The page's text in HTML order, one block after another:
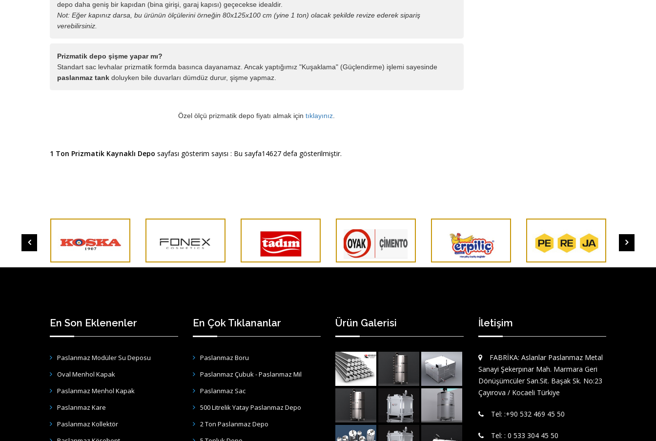
depo daha geniş bir kapıdan (bina girişi, garaj kapısı) geçecekse idealdir.
Not: Eğer kapınız darsa, bu ürünün ölçülerini örneğin 80x125x100 cm (yine 1 ton) olacak şekilde revize ederek sipariş
verebilirsiniz.
Prizmatik depo şişme yapar mı?
Standart sac levhalar prizmatik formda basınca dayanamaz. Ancak yaptığımız "Kuşaklama" (Güçlendirme) işlemi sayesinde
paslanmaz tank doluyken bile duvarları dümdüz durur, şişme yapmaz.
Özel ölçü prizmatik depo fiyatı almak içintıklayınız
1 Ton Prizmatik Kaynaklı Depo sayfası gösterim sayısı : Bu sayfa14627 defa gösterilmiştir.
En Son Eklenenler
Paslanmaz Modüler Su Deposu
Oval Menhol Kapak
Paslanmaz Menhol Kapak
Paslanmaz Kare
Paslanmaz Kollektör
En Çok Tıklananlar
Paslanmaz Boru
Paslanmaz Çubuk - Paslanmaz Mil
Paslanmaz Sac
500 Litrelik Yatay Paslanmaz Depo
2 Ton Paslanmaz Depo
Ürün Galerisi İletişim
FABRİKA: Aslanlar Paslanmaz Metal
Sanayi Şekerpınar Mah. Marmara Geri
Dönüşümcüler San.Sit. Başak Sk. No:23
Çayırova / Kocaeli Türkiye
Tel: :‪+90 532 469 45 50‬
Tel: : 0 533 304 45 50